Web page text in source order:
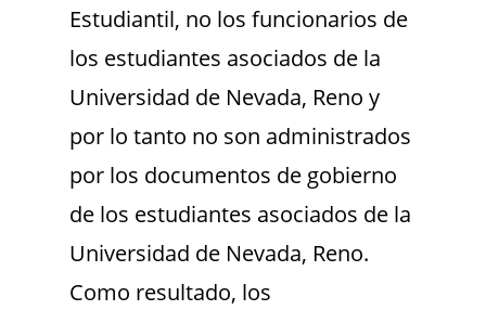
Estudiantil, no los funcionarios de
los estudiantes asociados de la
Universidad de Nevada, Reno y
por lo tanto no son administrados
por los documentos de gobierno
de los estudiantes asociados de la
Universidad de Nevada, Reno.
Como resultado, los